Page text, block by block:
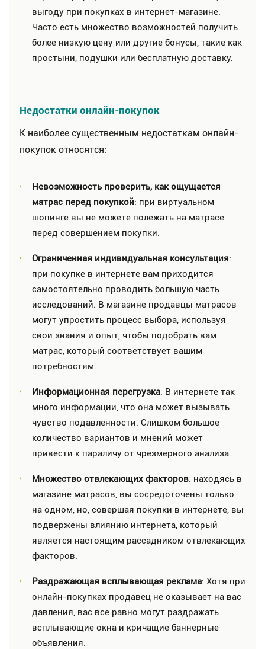
выгоду при покупках в интернет-магазине.
Часто есть множество возможностей получить
более низкую цену или другие бонусы, такие как
простыни, подушки или бесплатную доставку.
Недостатки онлайн-покупок
К наиболее существенным недостаткам онлайн-
покупок относятся:
Невозможность проверить, как ощущается
матрас перед покупкой: при виртуальном
шопинге вы не можете полежать на матрасе
перед совершением покупки.
Ограниченная индивидуальная консультация:
при покупке в интернете вам приходится
самостоятельно проводить большую часть
исследований. В магазине продавцы матрасов
могут упростить процесс выбора, используя
свои знания и опыт, чтобы подобрать вам
матрас, который соответствует вашим
потребностям.
Информационная перегрузка: В интернете так
много информации, что она может вызывать
чувство подавленности. Слишком большое
количество вариантов и мнений может
привести к параличу от чрезмерного анализа.
Множество отвлекающих факторов: находясь в
магазине матрасов, вы сосредоточены только
на одном, но, совершая покупки в интернете, вы
подвержены влиянию интернета, который
является настоящим рассадником отвлекающих
факторов.
Раздражающая всплывающая реклама: Хотя при
онлайн-покупках продавец не оказывает на вас
давления, вас все равно могут раздражать
всплывающие окна и кричащие баннерные
объявления.